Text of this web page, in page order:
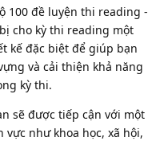
100 đề luyện thi reading -
cho kỳ thi reading một
kế đặc biệt để giúp bạn
và cải thiện khả năng
kỳ thi.
sẽ được tiếp cận với một
vực như khoa học, xã hội,